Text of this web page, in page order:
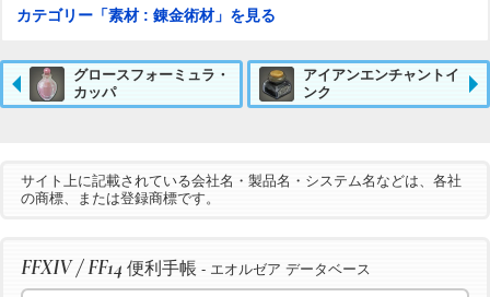
カテゴリー「素材 : 錬金術材」を見る
グロースフォーミュラ・
カッパ
アイアンエンチャントイ
ンク
サイト上に記載されている会社名・製品名・システム名などは、各社
の商標、または登録商標です。
FFXIV / FF14 便利手帳 - エオルゼア データベース